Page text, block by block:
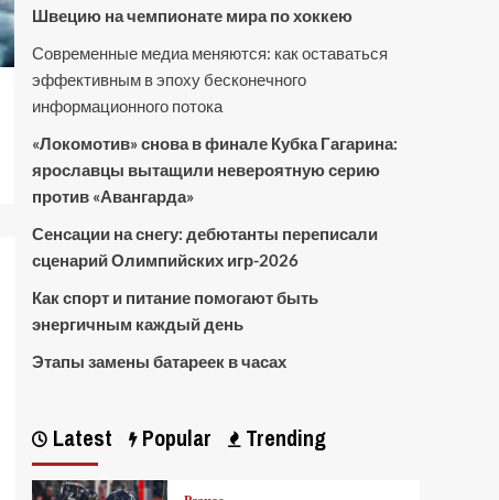
Швецию на чемпионате мира по хоккею
Современные медиа меняются: как оставаться
эффективным в эпоху бесконечного
информационного потока
«Локомотив» снова в финале Кубка Гагарина:
ярославцы вытащили невероятную серию
против «Авангарда»
Сенсации на снегу: дебютанты переписали
сценарий Олимпийских игр-2026
Как спорт и питание помогают быть
энергичным каждый день
Этапы замены батареек в часах
Latest Popular Trending